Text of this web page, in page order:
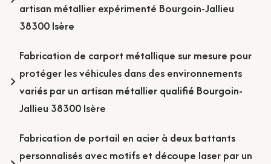
artisan métallier expérimenté Bourgoin-Jallieu
38300 Isère
Fabrication de carport métallique sur mesure pour
protéger les véhicules dans des environnements
variés par un artisan métallier qualifié Bourgoin-
Jallieu 38300 Isère
Fabrication de portail en acier à deux battants
personnalisés avec motifs et découpe laser par un